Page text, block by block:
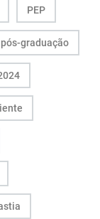
PEP
pós-graduação